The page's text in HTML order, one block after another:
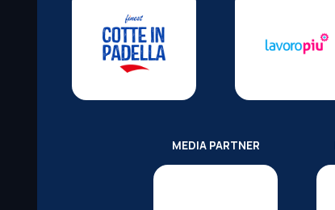
MEDIA PARTNER